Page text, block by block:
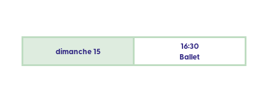
dimanche15
16:30
Ballet